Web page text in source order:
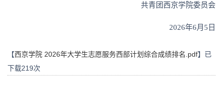
共青团西京学院委员会
2026年6月5日
【西京学院 2026年大学生志愿服务西部计划综合成绩排名.pdf】已
下载219次